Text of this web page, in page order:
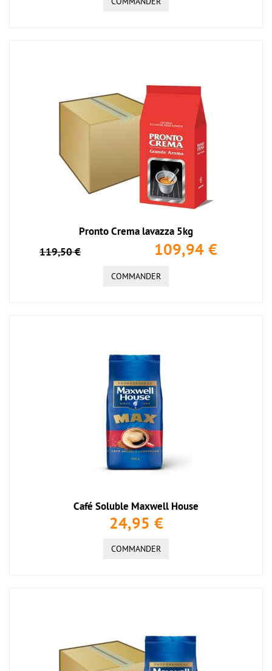
Pronto Crema lavazza 5kg
119,50 €
109,94 €
COMMANDER
Café Soluble Maxwell House
24,95 €
COMMANDER